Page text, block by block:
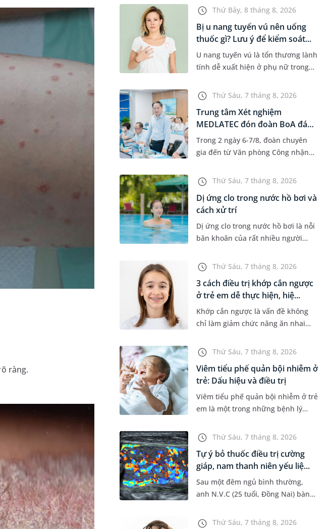
ràng.
đến lao hạch hoặc ung thư. Để tìm
hiểu nguyên nhân gây viêm,...
Thứ Bảy, 8 tháng 8, 2026
Bị u nang tuyến vú nên uống
thuốc gì? Lưu ý để kiểm soát...
U nang tuyến vú là tổn thương lành
tính dễ xuất hiện ở phụ nữ trong
mắc bệnh, nhiều người thường
băn khoăn u nang tuyến v...
Thứ Sáu, 7 tháng 8, 2026
Trung tâm Xét nghiệm
MEDLATEC đón đoàn BoA đánh
giá giám...
Trong 2 ngày 6-7/8, đoàn chuyên
gia đến từ Văn phòng Công nhận
nhận và đánh giá cao nỗ lực duy trì
hệ thống quản lý chất lượ...
Thứ Sáu, 7 tháng 8, 2026
Dị ứng clo trong nước hồ bơi và
cách xử trí
Dị ứng clo trong nước hồ bơi là nỗi
băn khoăn của rất nhiều người
trường hợp thường xuyên bơi ở
những hồ bơi nhân tạo. Bài v...
Thứ Sáu, 7 tháng 8, 2026
3 cách điều trị khớp cắn ngược
ở trẻ em dễ thực hiện, hiệ...
Khớp cắn ngược là vấn đề không
chỉ làm giảm chức năng ăn nhai
đối của khuôn mặt. Do đó, cần khắc
phục sớm tình trạng này để...
Thứ Sáu, 7 tháng 8, 2026
Viêm tiểu phế quản bội nhiễm ở
trẻ: Dấu hiệu và điều trị
Viêm tiểu phế quản bội nhiễm ở trẻ
em là một trong những bệnh lý
bùng phát vào thời điểm giao mùa.
Khi những tổn thương ban đầ...
Thứ Sáu, 7 tháng 8, 2026
Tự ý bỏ thuốc điều trị cường
giáp, nam thanh niên yếu liệ...
Sau một đêm ngủ bình thường,
anh N.V.C (25 tuổi, Đồng Nai) bàng
không thể vận động đi lại được. Kết
Thứ Sáu, 7 tháng 8, 2026